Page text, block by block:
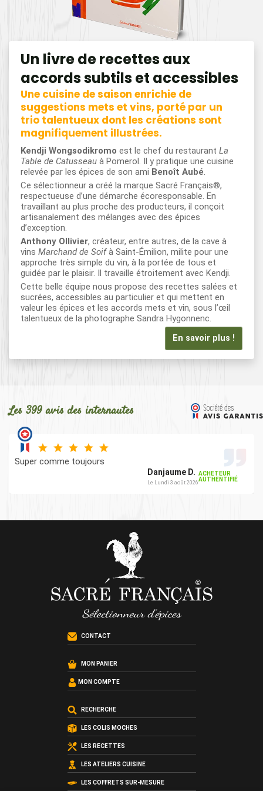
Un livre de recettes aux
accords subtils et accessibles
Une cuisine de saison enrichie de
suggestions mets et vins, porté par un
trio talentueux dont les créations sont
magnifiquement illustrées.
Kendji Wongsodikromo est le chef du restaurant La
Table de Catusseau à Pomerol. Il y pratique une cuisine
relevée par les épices de son ami Benoît Aubé.
Ce sélectionneur a créé la marque Sacré Français®,
respectueuse d’une démarche écoresponsable. En
travaillant au plus proche des producteurs, il conçoit
artisanalement des mélanges avec des épices
d’exception.
Anthony Ollivier, créateur, entre autres, de la cave à
vins Marchand de Soifà Saint-Émilion, milite pour une
approche très simple du vin, à la portée de tous et
guidée par le plaisir. Il travaille étroitement avec Kendji.
Cette belle équipe nous propose des recettes salées et
sucrées, accessibles au particulier et qui mettent en
valeur les épices et les accords mets et vin, sous l’œil
talentueux de la photographe Sandra Hygonnenc.
En savoir plus !
Les 399 avis des internautes
Super comme toujours
Danjaume D.
Le Lundi 3 août 2026
ACHETEUR
AUTHENTIFIÉ
CONTACT
MON PANIER
MON COMPTE
RECHERCHE
LES COLIS MOCHES
LES RECETTES
LES ATELIERS CUISINE
LES COFFRETS SUR-MESURE